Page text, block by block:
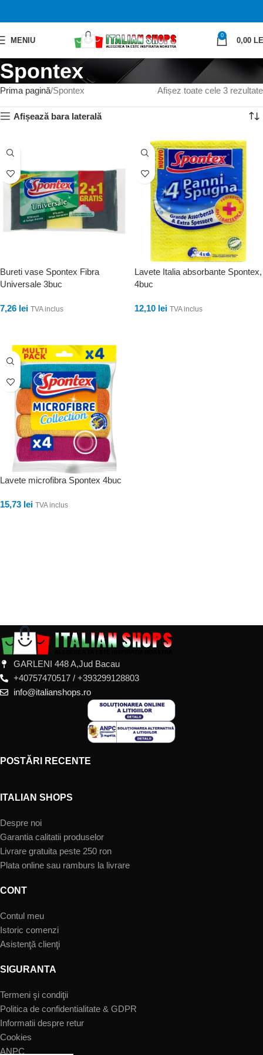
MENIU
0
0,00
Spontex
Prima pagină Spontex Afișez toate cele 3 rezultate
Afișează bara laterală
Bureti vase Spontex Fibra
Universale 3buc
7,26 lei TVA inclus
Lavete Italia absorbante Spontex,
4buc
12,10 lei TVA inclus
Lavete microfibra Spontex 4buc
15,73 lei TVA inclus
GARLENI 448 A,Jud Bacau
+40757470517 / +393299128803
info@italianshops.ro
POSTĂRI RECENTE
ITALIAN SHOPS
Despre noi
Garantia calitatii produselor
Livrare gratuita peste 250 ron
Plata online sau ramburs la livrare
CONT
Contul meu
Istoric comenzi
Asistenţă clienţi
SIGURANTA
Termeni şi condiţii
Politica de confidentialitate & GDPR
Informatii despre retur
Cookies
ANPC